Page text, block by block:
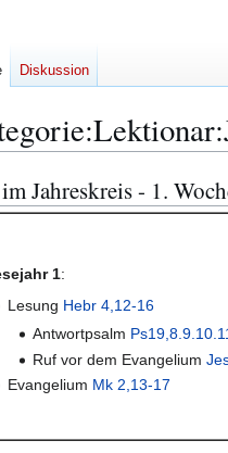
:
Jahreskreis - 1.
1:
Lesung Hebr 4,12-16
Antwortpsalm
Ruf vor dem Evangelium
Evangelium Mk 2,13-17
Diskussion